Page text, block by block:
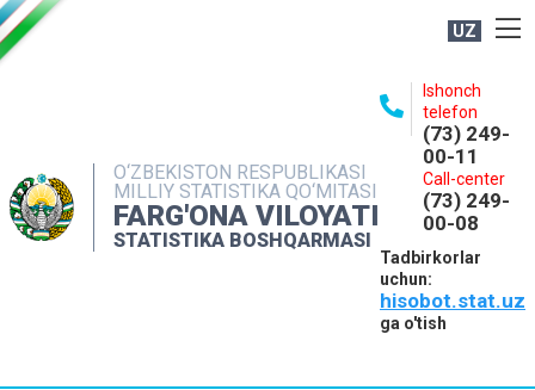
UZ
O‘ZBEKISTON RESPUBLIKASI
MILLIY STATISTIKA QO‘MITASI
FARG'ONA VILOYATI
STATISTIKA BOSHQARMASI
Ishonch
telefon
(73) 249-
00-11
Call-center
(73) 249-
00-08
Tadbirkorlar
uchun:
hisobot.stat.uz
ga o'tish
NASHRLAR
INTERAKTIV XIZMATLAR
MATBUOT XIZMATI